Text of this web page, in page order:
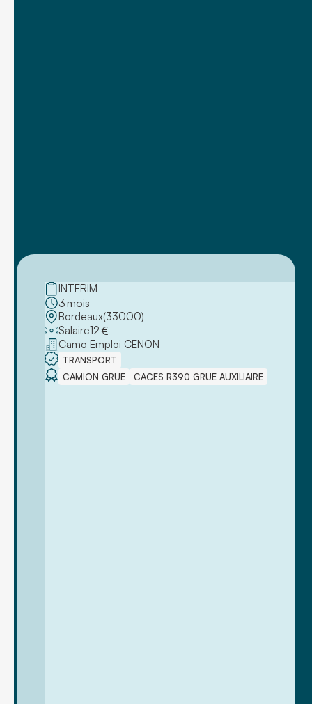
INTERIM
3mois
Bordeaux(33000)
Salaire12 €
Camo Emploi CENON
TRANSPORT
CAMION GRUE
CACES R390 GRUE AUXILIAIRE